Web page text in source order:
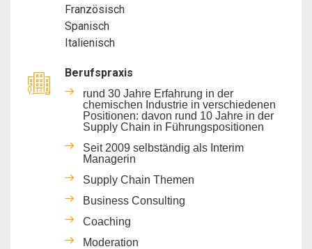
Französisch
Spanisch
Italienisch
Berufspraxis
rund 30 Jahre Erfahrung in der
chemischen Industrie in verschiedenen
Positionen: davon rund 10 Jahre in der
Supply Chain in Führungspositionen
Seit 2009 selbständig als Interim
Managerin
Supply Chain Themen
Business Consulting
Coaching
Moderation